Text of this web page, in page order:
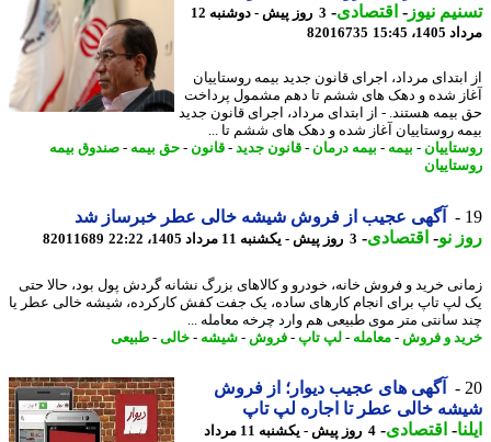
نیوز-اقتصادی-
3 روز پیش - دوشنبه 12
15:45
82016735
مرداد، اجرای قانون جدید بیمه روستاییان
شده و دهک های ششم تا دهم مشمول پرداخت
هستند. - از ابتدای مرداد، اجرای قانون جدید
روستاییان آغاز شده و دهک های ششم تا ...
-بیمه -بیمه درمان -قانون جدید-قانون-حق بیمه -صندوق بیمه
آگهی عجیب از فروش شیشه خالی عطر خبرساز شد
نو- اقتصادی-3 روز پیش - یکشنبه 11 مرداد 1405، 22:22 82011689
خرید و فروش خانه، خودرو و کالاهای بزرگ نشانه گردش پول بود، حالا حتی
تاپ برای انجام کارهای ساده، یک جفت کفش کارکرده، شیشه خالی عطر یا
سانتی متر موی طبیعی هم وارد چرخه معامله ...
و فروش -معامله-لپ تاپ-فروش -شیشه-خالی-طبیعی
آگهی های عجیب دیوار؛ از فروش
خالی عطر تا اجاره لپ تاپ
-اقتصادی-
4 روز پیش - یکشنبه 11 مرداد